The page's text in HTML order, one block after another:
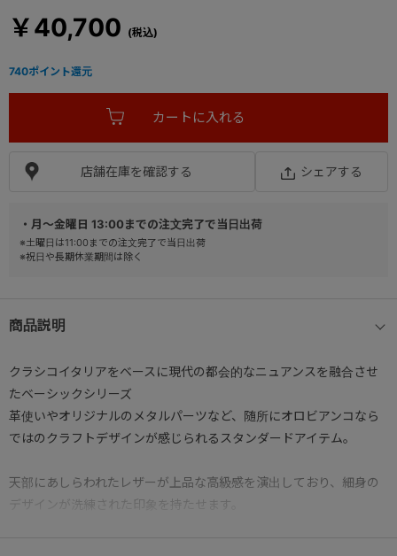
・月～金曜日 13:00までの注文完了で当日出荷
※土曜日は11:00までの注文完了で当日出荷
※祝日や長期休業期間は除く
￥40,700
商品説明
クラシコイタリアをベースに現代の都会的なニュアンスを融合させ
たベーシックシリーズ
革使いやオリジナルのメタルパーツなど、随所にオロビアンコなら
ではのクラフトデザインが感じられるスタンダードアイテム。
天部にあしらわれたレザーが上品な高級感を演出しており、細身の
デザインが洗練された印象を持たせます。
店舗在庫を確認する シェアする
740ポイント還元